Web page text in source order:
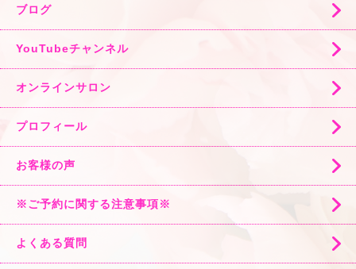
ブログ
YouTubeチャンネル
オンラインサロン
プロフィール
お客様の声
※ご予約に関する注意事項※
よくある質問